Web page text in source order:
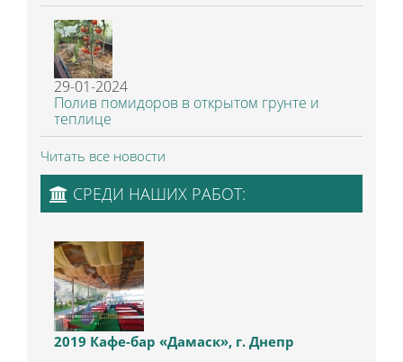
29-01-2024
Полив помидоров в открытом грунте и
теплице
Читать все новости
СРЕДИ НАШИХ РАБОТ:
2019 Кафе-бар «Дамаск», г. Днепр